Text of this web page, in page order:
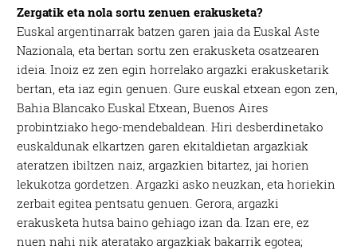
Zergatik eta nola sortu zenuen erakusketa?
Euskal argentinarrak batzen garen jaia da Euskal Aste
Nazionala, eta bertan sortu zen erakusketa osatzearen
ideia. Inoiz ez zen egin horrelako argazki erakusketarik
bertan, eta iaz egin genuen. Gure euskal etxean egon zen,
Bahia Blancako Euskal Etxean, Buenos Aires
probintziako hego-mendebaldean. Hiri desberdinetako
euskaldunak elkartzen garen ekitaldietan argazkiak
ateratzen ibiltzen naiz, argazkien bitartez, jai horien
lekukotza gordetzen. Argazki asko neuzkan, eta horiekin
zerbait egitea pentsatu genuen. Gerora, argazki
erakusketa hutsa baino gehiago izan da. Izan ere, ez
nuen nahi nik ateratako argazkiak bakarrik egotea;